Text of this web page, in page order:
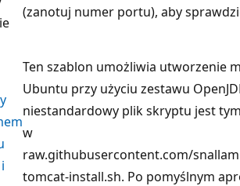
(zanotuj numer portu), aby
Ten szablon umożliwia utworzenie
Ubuntu przy użyciu zestawu
niestandardowy plik skryptu jest
w
raw.githubusercontent.com/
tomcat-install.sh. Po pomyślnym